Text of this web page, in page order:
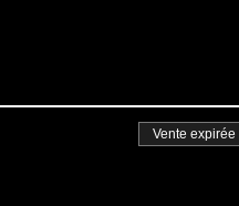
Vente expirée